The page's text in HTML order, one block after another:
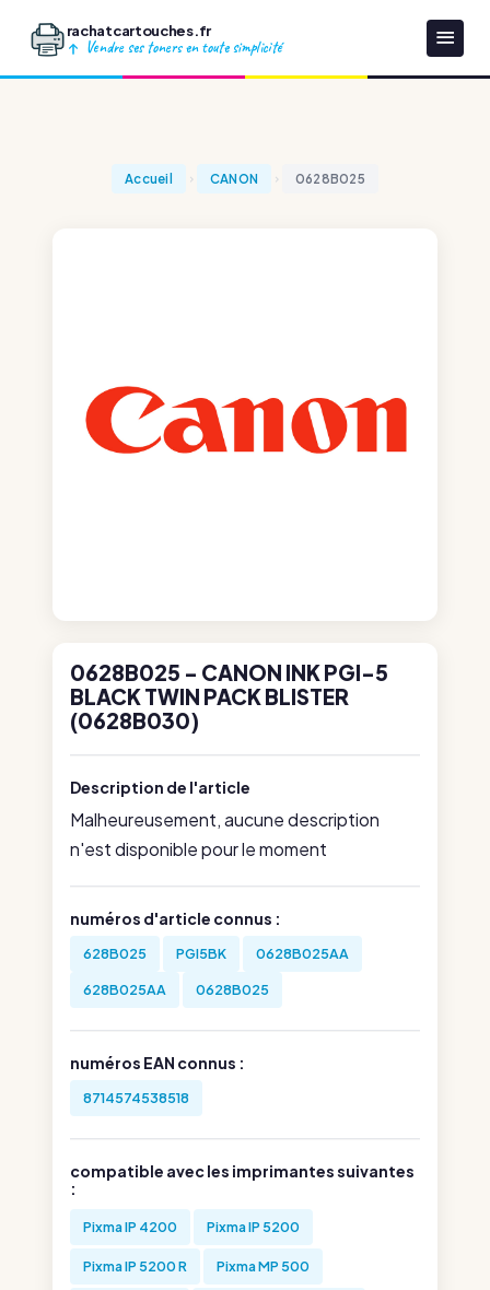
rachatcartouches.fr
Vendre ses toners en toute simplicité
Accueil CANON 0628B025
0628B025 - CANON INK PGI-5
BLACK TWIN PACK BLISTER
(0628B030)
Description de l'article
Malheureusement, aucune description
n'est disponible pour le moment
numéros d'article connus :
628B025 PGI5BK 0628B025AA
628B025AA 0628B025
numéros EAN connus :
8714574538518
compatible avec les imprimantes suivantes
:
Pixma IP 4200 Pixma IP 5200
Pixma IP 5200 R Pixma MP 500